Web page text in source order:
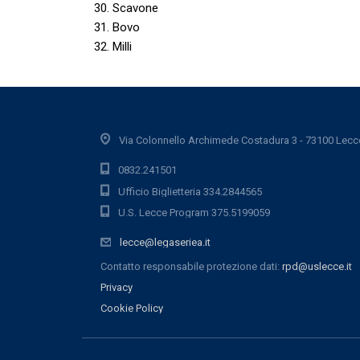
30. Scavone
31. Bovo
32. Milli
Via Colonnello Archimede Costadura 3 - 73100
0832.241501
Ufficio Biglietteria 334.2844565
U.S. Lecce Program 375.5199059
lecce@legaseriea.it
Contatto responsabile protezione dati: rpd@uslecce.it
Privacy
Cookie Policy